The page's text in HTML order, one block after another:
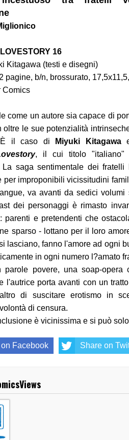
the Children 1-2
parte
16
Kitagawa (testi e disegni)
pagine, b/n, brossurato,
Comics
come un autore sia capace di
oltre le sue potenzialità
È il caso di
Miyuki Kitagawae
, il cui titolo
La saga sentimentale dei fratelli
per improponibili vicissitudini
va avanti da sedici
dei personaggi è rimasto
parenti e pretendenti che
sparso - lottano per il loro
lasciano, fanno l'amore ad ogni
in ogni numero l?amato
parole povere, una soap-opera
l'autrice porta avanti con un
di suscitare erotismo in
di censura.
è vicinissima e si può
Facebook Share on